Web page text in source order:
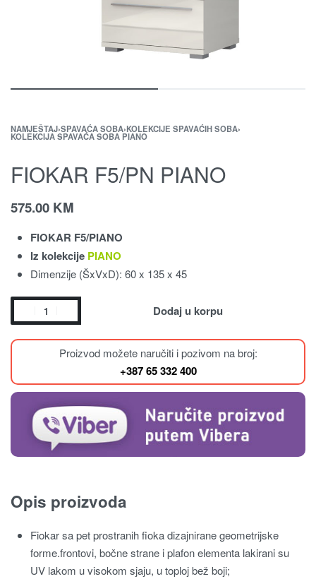
NAMJEŠTAJ›SPAVAĆA SOBA›KOLEKCIJE SPAVAĆIH SOBA›
KOLEKCIJA SPAVAĆA SOBA PIANO
FIOKAR F5/PN PIANO
575.00 KM
FIOKAR F5/PIANO
Iz kolekcije PIANO
Dimenzije (ŠxVxD): 60 x 135 x 45
Dodaj u korpu
Proizvod možete naručiti i pozivom na broj:
+387 65 332 400
Opis proizvoda
Fiokar sa pet prostranih fioka dizajnirane geometrijske
forme.frontovi, bočne strane i plafon elementa lakirani su
UV lakom u visokom sjaju, u toploj bež boji;